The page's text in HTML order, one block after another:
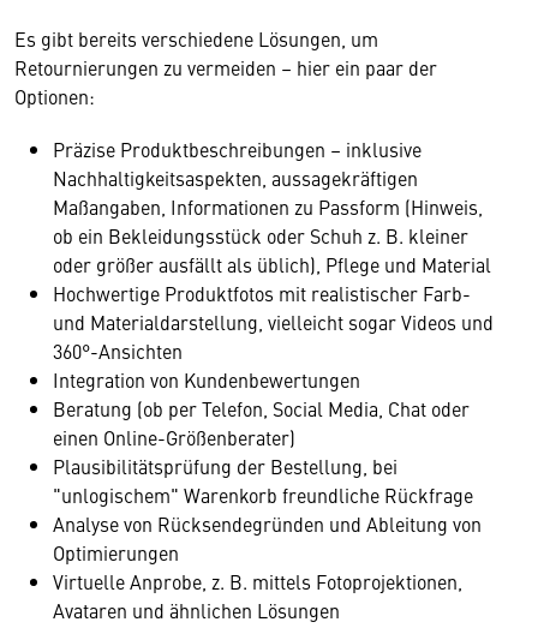
Es gibt bereits verschiedene Lösungen, um
Retournierungen zu vermeiden – hier ein paar der
Optionen:
Präzise Produktbeschreibungen – inklusive
Nachhaltigkeitsaspekten, aussagekräftigen
Maßangaben, Informationen zu Passform (Hinweis,
ob ein Bekleidungsstück oder Schuh z. B. kleiner
oder größer ausfällt als üblich), Pflege und Material
Hochwertige Produktfotos mit realistischer Farb-
und Materialdarstellung, vielleicht sogar Videos und
360°-Ansichten
Integration von Kundenbewertungen
Beratung (ob per Telefon, Social Media, Chat oder
einen Online-Größenberater)
Plausibilitätsprüfung der Bestellung, bei
"unlogischem" Warenkorb freundliche Rückfrage
Analyse von Rücksendegründen und Ableitung von
Optimierungen
Virtuelle Anprobe, z. B. mittels Fotoprojektionen,
Avataren und ähnlichen Lösungen